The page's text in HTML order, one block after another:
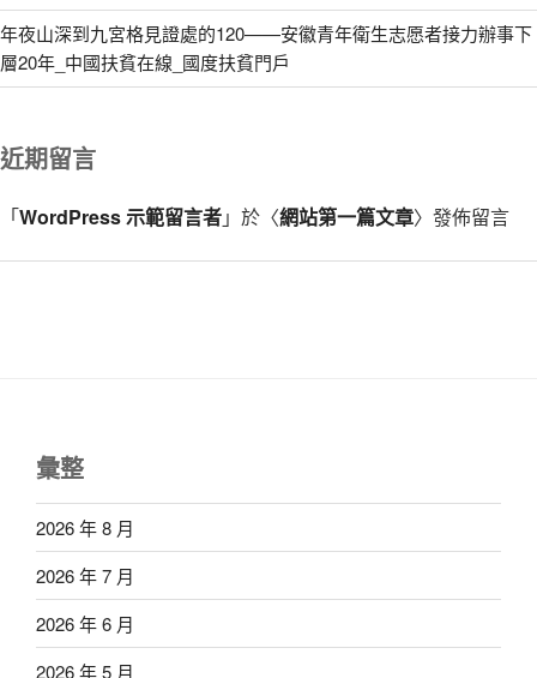
年夜山深到九宮格見證處的120——安徽青年衛生志愿者接力辦事下
層20年_中國扶貧在線_國度扶貧門戶
近期留言
「WordPress 示範留言者」於〈網站第一篇文章〉發佈留言
彙整
2026 年 8 月
2026 年 7 月
2026 年 6 月
2026 年 5 月